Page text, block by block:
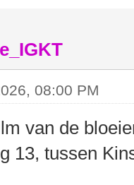
08:00 PM
van de
13, tussen